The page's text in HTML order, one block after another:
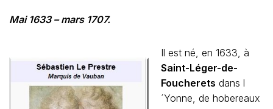
Mai 1633 – mars 1707.
Il est né, en 1633, à
Saint-Léger-de-
Foucherets dans l
´Yonne, de hobereaux